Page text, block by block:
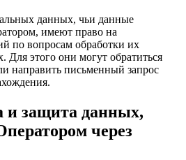
данных, чьи данные
имеют право на
по вопросам обработки их
Для этого они могут обратиться
направить письменный запрос
и защита данных,
через